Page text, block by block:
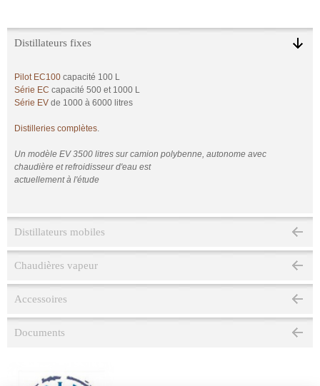
Distillateurs fixes
Pilot EC100 capacité 100 L
Série EC capacité 500 et 1000 L
Série EV de 1000 à 6000 litres
Distilleries complètes.
Un modèle EV 3500 litres sur camion polybenne, autonome avec
chaudière et refroidisseur d'eau est
actuellement à l'étude
Distillateurs mobiles
Chaudières vapeur
Accessoires
Documents